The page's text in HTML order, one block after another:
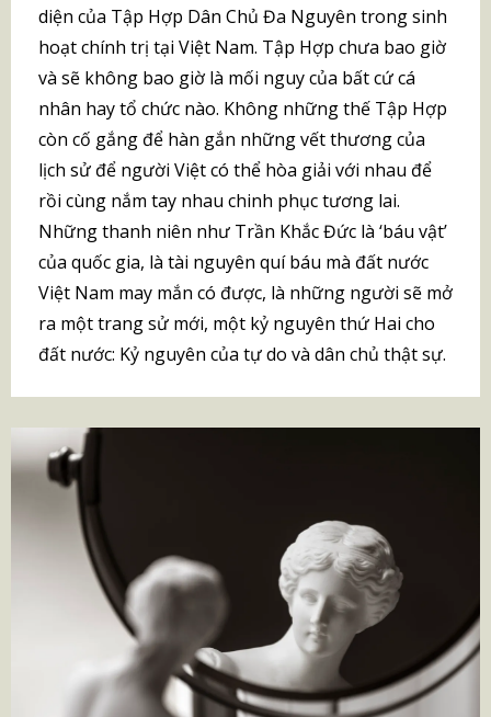
diện của Tập Hợp Dân Chủ Đa Nguyên trong sinh
hoạt chính trị tại Việt Nam. Tập Hợp chưa bao giờ
và sẽ không bao giờ là mối nguy của bất cứ cá
nhân hay tổ chức nào. Không những thế Tập Hợp
còn cố gắng để hàn gắn những vết thương của
lịch sử để người Việt có thể hòa giải với nhau để
rồi cùng nắm tay nhau chinh phục tương lai.
Những thanh niên như Trần Khắc Đức là ‘báu vật’
của quốc gia, là tài nguyên quí báu mà đất nước
Việt Nam may mắn có được, là những người sẽ mở
ra một trang sử mới, một kỷ nguyên thứ Hai cho
đất nước: Kỷ nguyên của tự do và dân chủ thật sự.